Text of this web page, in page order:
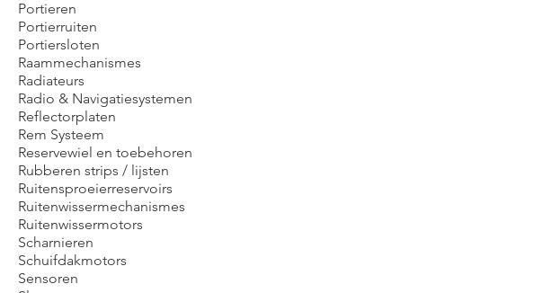
Portieren
Portierruiten
Portiersloten
Raammechanismes
Radiateurs
Radio & Navigatiesystemen
Reflectorplaten
Rem Systeem
Reservewiel en toebehoren
Rubberen strips / lijsten
Ruitensproeierreservoirs
Ruitenwissermechanismes
Ruitenwissermotors
Scharnieren
Schuifdakmotors
Sensoren